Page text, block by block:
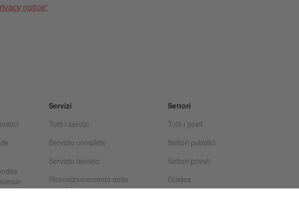
notice”
Servizi
Tutti i servizi
Servizio completo
Servizio tecnico
Ricondizionamento delle
macchine
Settori
Tutti i posti
Settori pubblici
Settori privati
Guides